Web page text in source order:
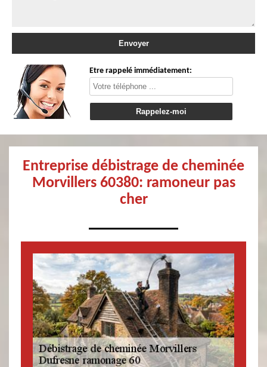
Etre rappelé immédiatement:
Entreprise débistrage de cheminée
Morvillers 60380: ramoneur pas
cher